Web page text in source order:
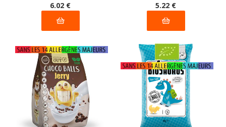
déclarées par le
fabricant.
6.02 €
5.22 €